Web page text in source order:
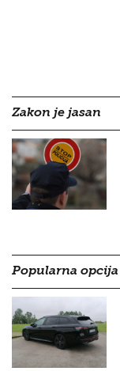
Zakon je jasan
Popularna opcija